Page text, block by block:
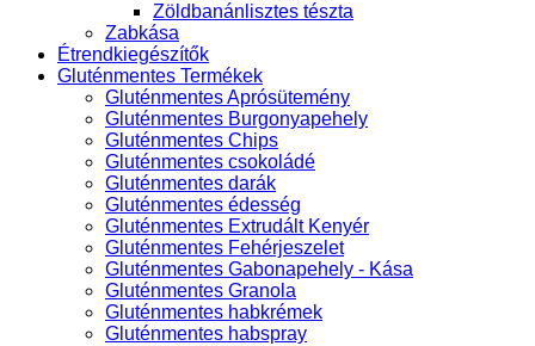
Zöldbanánlisztes tészta
Zabkása
Étrendkiegészítők
Gluténmentes Termékek
Gluténmentes Aprósütemény
Gluténmentes Burgonyapehely
Gluténmentes Chips
Gluténmentes csokoládé
Gluténmentes darák
Gluténmentes édesség
Gluténmentes Extrudált Kenyér
Gluténmentes Fehérjeszelet
Gluténmentes Gabonapehely - Kása
Gluténmentes Granola
Gluténmentes habkrémek
Gluténmentes habspray